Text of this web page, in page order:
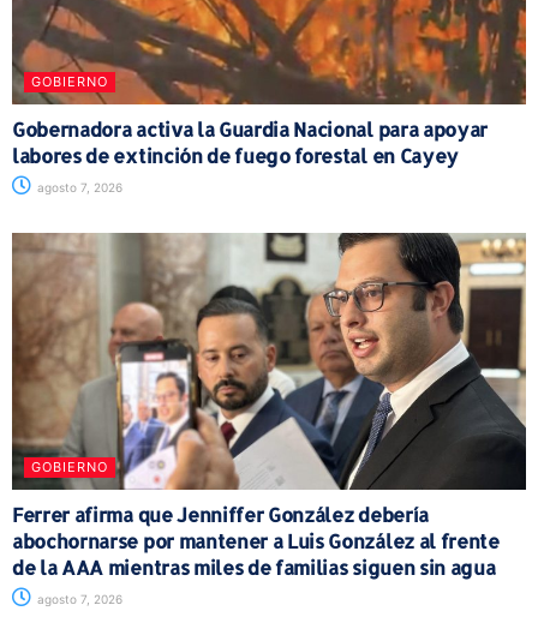
GOBIERNO
Gobernadora activa la Guardia Nacional para apoyar
labores de extinción de fuego forestal en Cayey
agosto 7, 2026
GOBIERNO
Ferrer afirma que Jenniffer González debería
abochornarse por mantener a Luis González al frente
de la AAA mientras miles de familias siguen sin agua
agosto 7, 2026